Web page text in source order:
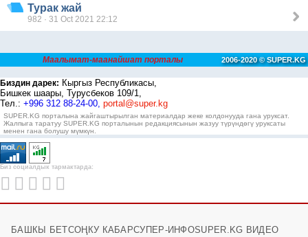
Турак жай
982 · 31 Oct 2021 22:12
Маалымат-маанайшат порталы 2006-2020 © SUPER.KG
Биздин дарек: Кыргыз Республикасы,
Бишкек шаары, Турусбеков 109/1,
Тел.: +996 312 88-24-00, portal@super.kg
SUPER.KG порталына жайгаштырылган материалдар жеке колдонууда гана уруксат.
Жалпыга таратуу SUPER.KG порталынын редакциясынын жазуу түрүндөгү уруксаты
менен гана болушу мүмкүн.
Биз социалдык тармактарда:
БАШКЫ БЕТСОҢКУ КАБАРСУПЕР-ИНФОSUPER.KG ВИДЕО